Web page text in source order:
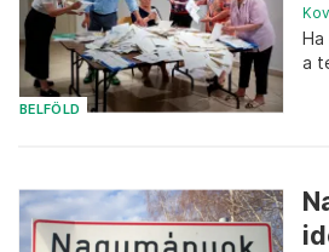
BELFÖLD
a